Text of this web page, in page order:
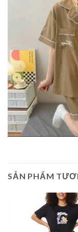
SẢN PHẨM